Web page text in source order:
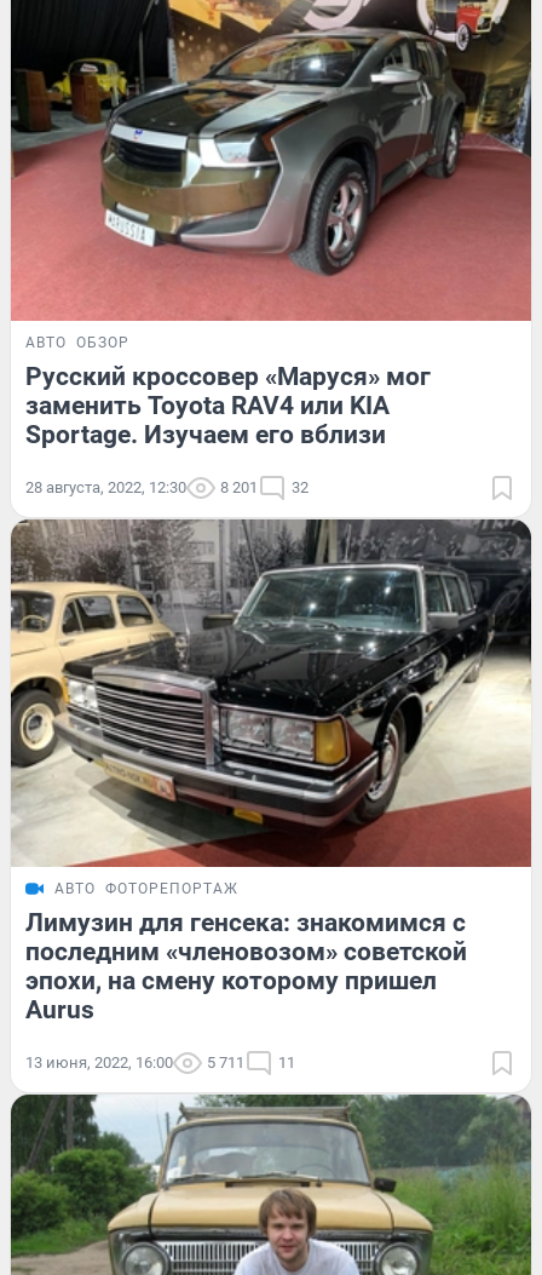
АВТО ОБЗОР
Русский кроссовер «Маруся» мог
заменить Toyota RAV4 или KIA
Sportage. Изучаем его вблизи
28 августа, 2022, 12:30 8 201 32
АВТО ФОТОРЕПОРТАЖ
Лимузин для генсека: знакомимся с
последним «членовозом» советской
эпохи, на смену которому пришел
Aurus
13 июня, 2022, 16:00 5 711 11